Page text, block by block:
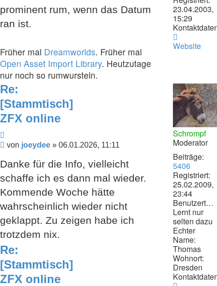
prominent rum, wenn das Datum
ran ist.
Früher mal Dreamworlds. Früher mal
Open Asset Import Library. Heutzutage
nur noch so rumwursteln.
23.04.2003,
15:29
von
Website
Re:
[Stammtisch]
ZFX online
Beitrag
von joeydee » 06.01.2026, 11:11
Danke für die Info, vielleicht
schaffe ich es dann mal wieder.
Kommende Woche hätte
wahrscheinlich wieder nicht
geklappt. Zu zeigen habe ich
trotzdem nix.
Schrompf
Moderator
Beiträge:
5406
Registriert:
25.02.2009,
23:44
Benutzertext:
Lernt nur
selten dazu
Echter
Name:
Thomas
Wohnort:
Dresden
Re:
[Stammtisch]
ZFX online